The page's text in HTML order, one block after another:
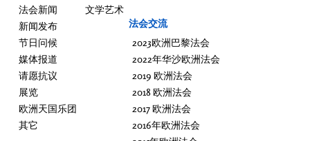
法会新闻
新闻发布
节日问候
媒体报道
请愿抗议
展览
欧洲天国乐团
其它
文学艺术
法会交流
2023欧洲巴黎法会
2022年华沙欧洲法会
2019 欧洲法会
2018 欧洲法会
2017 欧洲法会
2016年欧洲法会